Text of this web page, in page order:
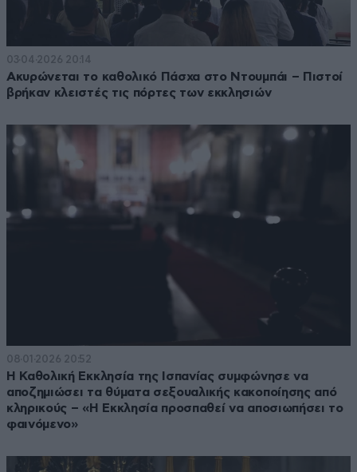
03·04·2026 20:14
Ακυρώνεται το καθολικό Πάσχα στο Ντουμπάι – Πιστοί
βρήκαν κλειστές τις πόρτες των εκκλησιών
08·01·2026 20:52
Η Καθολική Εκκλησία της Ισπανίας συμφώνησε να
αποζημιώσει τα θύματα σεξουαλικής κακοποίησης από
κληρικούς – «Η Εκκλησία προσπαθεί να αποσιωπήσει το
φαινόμενο»